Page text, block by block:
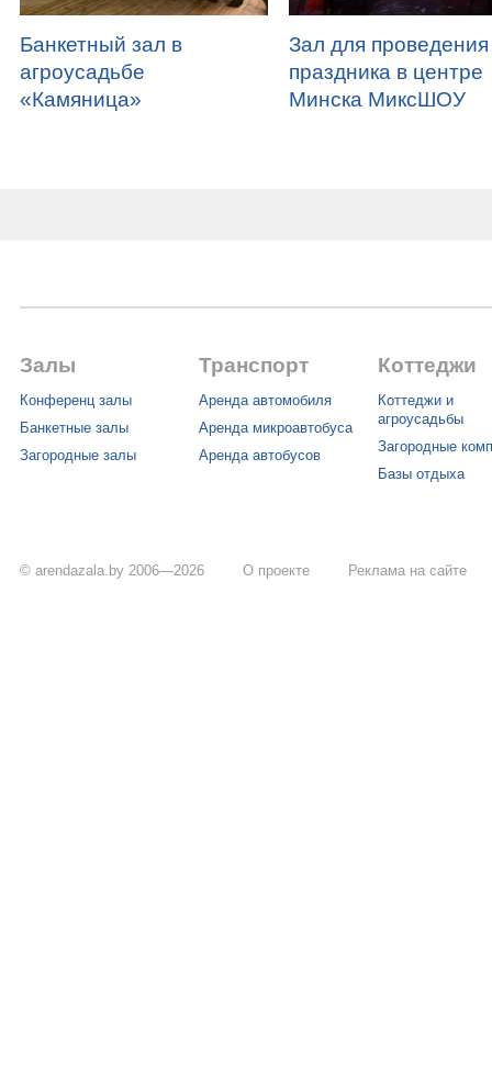
Банкетный зал в
агроусадьбе
«Камяница»
Зал для проведения
праздника в центре
Минска МиксШОУ
Залы
Конференц залы
Банкетные залы
Загородные залы
Транспорт
Аренда автомобиля
Аренда микроавтобуса
Аренда автобусов
Коттеджи
Коттеджи и
агроусадьбы
Загородные
Базы отдыха
© arendazala.by 2006—2026 О проекте Реклама на сайте